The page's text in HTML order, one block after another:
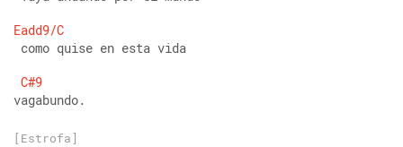
Eadd9/C
como quise en esta vida
C#9
vagabundo.
[Estrofa]